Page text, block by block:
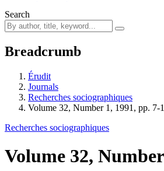
Search
Breadcrumb
Érudit
Journals
Recherches sociographiques
Volume 32, Number 1, 1991, pp. 7-
Recherches sociographiques
Volume 32,